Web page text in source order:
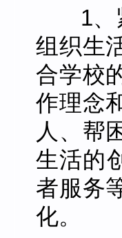
1、
组织生
合学校
作理念
人、帮
生活的
者服务
化。